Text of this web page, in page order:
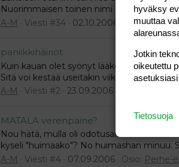
Nuorimmaisen toinen nimi Mariell, ei löydy.
A-M
Viesti #34 02.10.2006 Osio:Vauvat
paniikkihäiriöt
Kuin kauan olet syönyt lääkettä?
Sitä voi kestää useitakin viikkoja. Se vaatii
A-M
Viesti #2 23.09.2006
MATALA verenpaine?
Nou hätä, mulla oli odotusaikana ihan
kyseli "huimaako"? No huimashan minuu.
A-M
Viesti #4 07.09.2006 Osio: Perhe-
hyväksy
muuttaa
Jotkin
oikeutettu
Tietosuoja